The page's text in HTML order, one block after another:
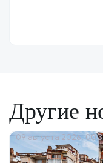
Другие
09 августа 2026,